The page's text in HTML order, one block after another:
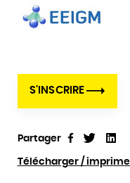
S'INSCRIRE
Partager PartagerTweet
Télécharger /